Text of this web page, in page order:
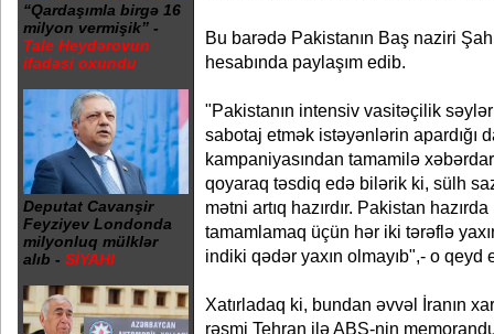
“Qardaşımla birgə 16
milyon vermişik” -
Tale Heydərovun
ifadəsi oxundu
Deputat Cavanşir
Feyziyev Londonda
milyonluq mülklər
alıb - SİYAHI
Bu barədə Pakistanın Baş naziri
hesabında paylaşım edib.
"Pakistanın intensiv vasitəçilik
sabotaj etmək istəyənlərin apardığı
kampaniyasından tamamilə
qoyaraq təsdiq edə bilərik ki, sülh
mətni artıq hazırdır. Pakistan
tamamlamaq üçün hər iki tərəflə
indiki qədər yaxın olmayıb",- o qeyd
Xatırladaq ki, bundan əvvəl İranın
rəsmi Tehran ilə ABŞ-nin